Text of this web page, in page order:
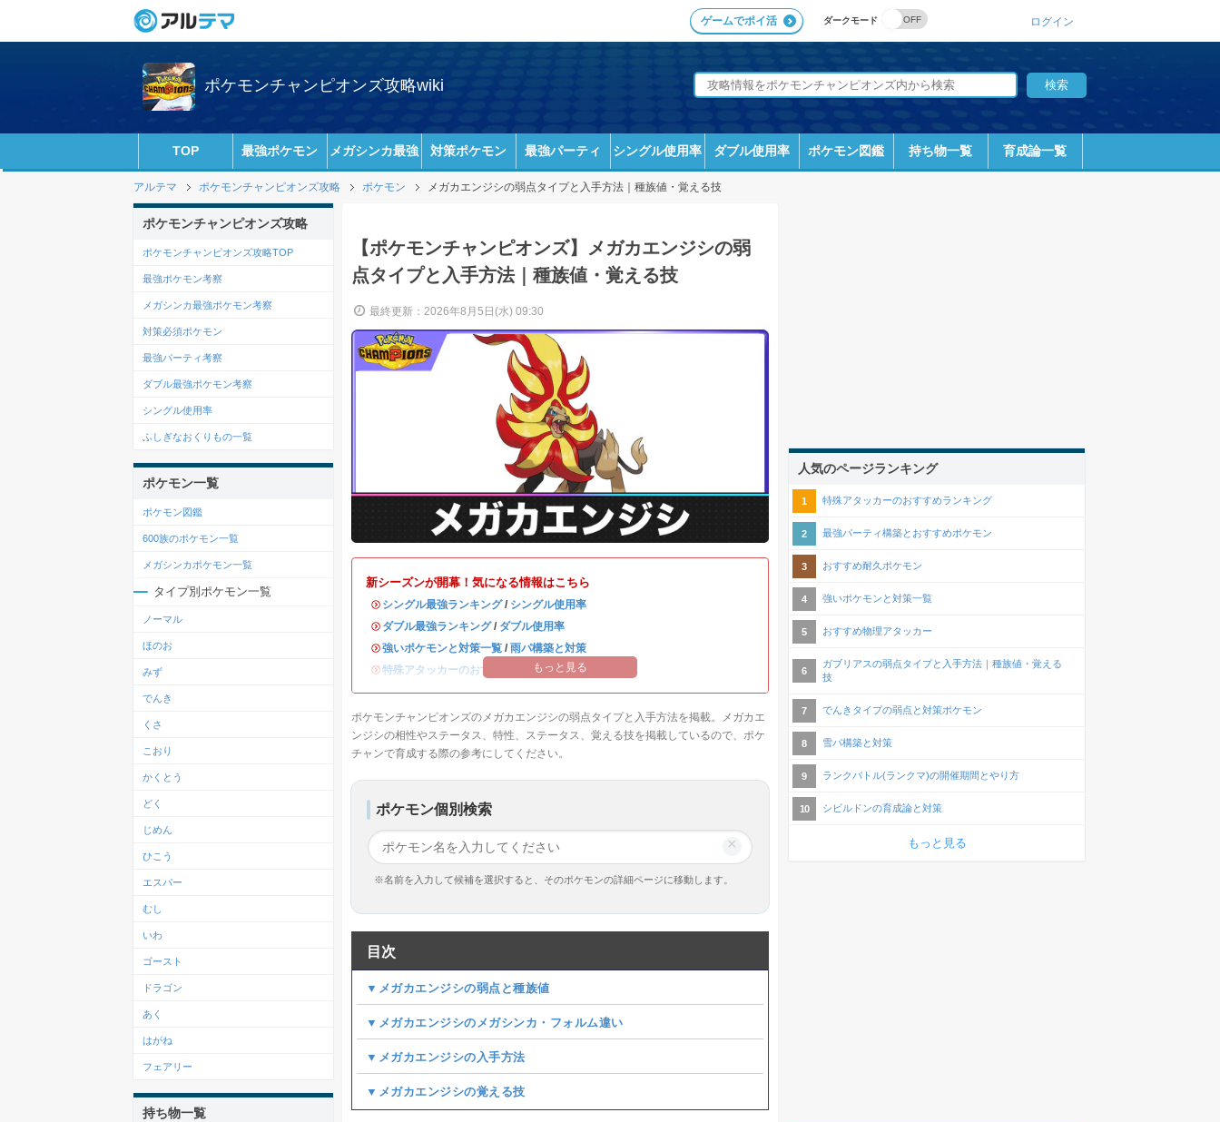
ダークモード
ゲームでポイ活 ログイン
ポケモンチャンピオンズ攻略wiki
TOP 最強ポケモン メガシンカ最強 対策ポケモン 最強パーティ シングル使用率 ダブル使用率 ポケモン図鑑 持ち物一覧 育成論一覧
アルテマ ポケモンチャンピオンズ攻略 ポケモン メガカエンジシの弱点タイプと入手方法｜種族値・覚える技
【ポケモンチャンピオンズ】メガカエンジシの弱
点タイプと入手方法｜種族値・覚える技
最終更新：2026年8月5日(水) 09:30
新シーズンが開幕！気になる情報はこちら
・ シングル最強ランキング/ シングル使用率
・ ダブル最強ランキング/ ダブル使用率
・強いポケモンと対策一覧 / 雨パ構築と対策
・特殊アタッカーのおすすめランキング
もっと見る
ポケモンチャンピオンズのメガカエンジシの弱点タイプと入手方法を掲載。メガカエ
ンジシの相性やステータス、特性、ステータス、覚える技を掲載しているので、ポケ
チャンで育成する際の参考にしてください。
ポケモン個別検索
×
※名前を入力して候補を選択すると、そのポケモンの詳細ページに移動します。
目次
▼メガカエンジシの弱点と種族値
▼メガカエンジシのメガシンカ・フォルム違い
▼メガカエンジシの入手方法
▼メガカエンジシの覚える技
ポケモンチャンピオンズ攻略
ポケモンチャンピオンズ攻略TOP
最強ポケモン考察
メガシンカ最強ポケモン考察
対策必須ポケモン
最強パーティ考察
ダブル最強ポケモン考察
シングル使用率
ふしぎなおくりもの一覧
ポケモン一覧
ポケモン図鑑
600族のポケモン一覧
メガシンカポケモン一覧
タイプ別ポケモン一覧
ノーマル
ほのお
みず
でんき
くさ
こおり
かくとう
どく
じめん
ひこう
エスパー
むし
いわ
ゴースト
ドラゴン
あく
はがね
フェアリー
持ち物一覧
人気のページランキング
特殊アタッカーのおすすめランキング
最強パーティ構築とおすすめポケモン
おすすめ耐久ポケモン
強いポケモンと対策一覧
おすすめ物理アタッカー
ガブリアスの弱点タイプと入手方法｜種族値・覚える
技
でんきタイプの弱点と対策ポケモン
雪パ構築と対策
ランクバトル(ランクマ)の開催期間とやり方
シビルドンの育成論と対策
もっと見る